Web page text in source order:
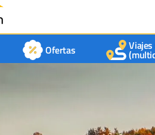
Ofertas